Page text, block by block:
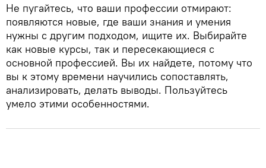
Не пугайтесь, что ваши профессии отмирают:
появляются новые, где ваши знания и умения
нужны с другим подходом, ищите их. Выбирайте
как новые курсы, так и пересекающиеся с
основной профессией. Вы их найдете, потому что
вы к этому времени научились сопоставлять,
анализировать, делать выводы. Пользуйтесь
умело этими особенностями.